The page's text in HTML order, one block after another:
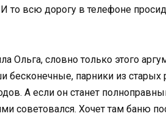
всю дорогу в телефоне
Ольга, словно только этого
бесконечные, парники из
А если он станет
советовался. Хочет там баню